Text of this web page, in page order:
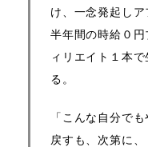
け、一念発起しア
半年間の時給０
ィリエイト１本
る。
「こんな自分で
戻すも、次第に、